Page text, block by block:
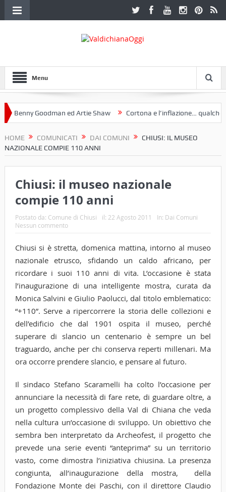
Menu
Goodman ed Artie Shaw Cortona e l’inflazione… qualche
HOME COMUNICATI DAI COMUNI
CHIUSI: IL MUSEO
NAZIONALE COMPIE 110 ANNI
Chiusi: il museo nazionale
compie 110 anni
Postato da: Comune di Chiusi il: 22 Agosto 2011 In: Dai Comuni
Nessun commento
Chiusi si è stretta, domenica mattina, intorno al museo
nazionale etrusco, sfidando un caldo africano, per
ricordare i suoi 110 anni di vita. L’occasione è stata
l’inaugurazione di una intelligente mostra, curata da
Monica Salvini e Giulio Paolucci, dal titolo emblematico:
“+110”. Serve a ripercorrere la storia delle collezioni e
dell’edificio che dal 1901 ospita il museo, perché
superare di slancio un centenario è sempre un bel
traguardo, anche per chi conserva reperti millenari. Ma
ora occorre prendere slancio, e pensare al futuro.
Il sindaco Stefano Scaramelli ha colto l’occasione per
annunciare la necessità di fare rete, di guardare oltre, a
un progetto complessivo della Val di Chiana che veda
nella cultura un’occasione di sviluppo. Un obiettivo che
sembra ben interpretato da Archeofest, il progetto che
prevede una serie eventi “anteprima” su un territorio
vasto, come dimostra l’iniziativa chiusina. La presenza
congiunta, all’inaugurazione della mostra, della
Fondazione Monte dei Paschi, con il direttore Claudio